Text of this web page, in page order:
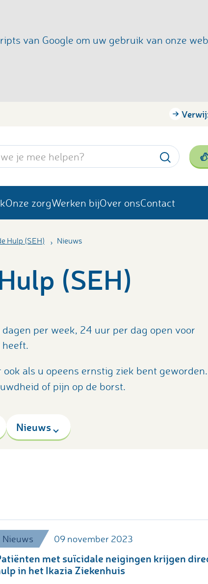
van Google om uw gebruik van onze
Onze zorgWerken bijOver onsContact
Hulp (SEH) Nieuws
(SEH)
per week, 24 uur per dag open voor
als u opeens ernstig ziek bent
of pijn op de borst.
Nieuws
Nieuws 09 november 2023
met suïcidale neigingen krijgen
in het Ikazia Ziekenhuis